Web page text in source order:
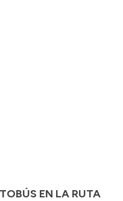
EN LA RUTA